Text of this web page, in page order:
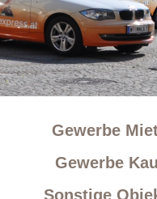
Gewerbe
Gewerbe
Sonstige